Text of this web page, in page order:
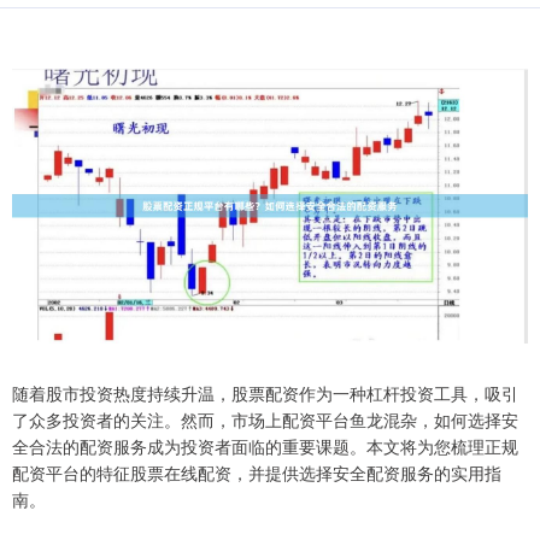
随着股市投资热度持续升温，股票配资作为一种杠杆投资工具，吸引
了众多投资者的关注。然而，市场上配资平台鱼龙混杂，如何选择安
全合法的配资服务成为投资者面临的重要课题。本文将为您梳理正规
配资平台的特征股票在线配资，并提供选择安全配资服务的实用指
南。